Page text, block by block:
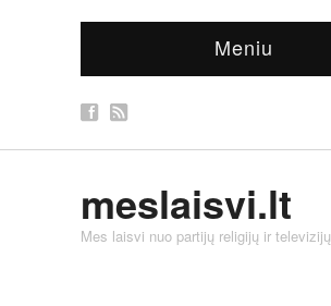
Meniu
meslaisvi.lt
Mes laisvi nuo partijų religijų ir televizijų